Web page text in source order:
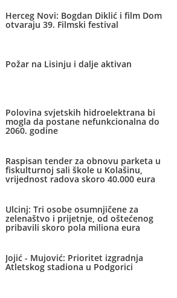
Herceg Novi: Bogdan Diklić i film Dom
otvaraju 39. Filmski festival
Požar na Lisinju i dalje aktivan
Polovina svjetskih hidroelektrana bi
mogla da postane nefunkcionalna do
2060. godine
Raspisan tender za obnovu parketa u
fiskulturnoj sali škole u Kolašinu,
vrijednost radova skoro 40.000 eura
Ulcinj: Tri osobe osumnjičene za
zelenaštvo i prijetnje, od oštećenog
pribavili skoro pola miliona eura
Jojić - Mujović: Prioritet izgradnja
Atletskog stadiona u Podgorici